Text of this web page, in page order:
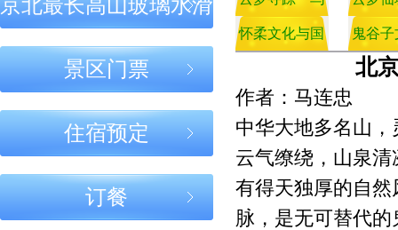
正
之道
北京云梦仙境
｜鬼谷智慧与
当代人生：古
为今用，知行
合一
北京云梦仙境
内修心性，外
成事业
北京云梦仙
｜心怀圣贤
志，行走天
间——学习
谷智慧的现
意义
北京云梦仙境
｜传承鬼谷正
道，弘扬中华
鬼谷子
鬼谷庐
怀柔云梦仙境
杯获奖诗联选
家长越焦虑
孩子越难教
京北最长高山玻璃水滑
景区门票
住宿预定
订餐
谷智慧的现实
点破育儿病根 |
正道育儿
散 心
孩子怕失败，
气”
儿：
叨，
江问道 ——云
化与乌江寨渊
源考察记
净
怀柔文化与国
路”发展战略
鬼谷
文汇
谷子
趣
北
作者：马连忠
中华大地多名山
云气缭绕，山泉
有得天独厚的自
脉，是无可替代